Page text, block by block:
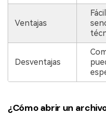
Ventajas
Desventajas
¿Cómo abrir un